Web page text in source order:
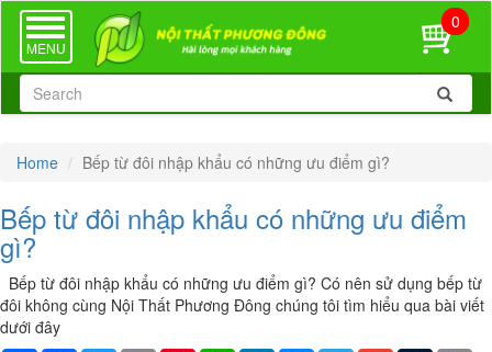
TOGGLE
NAVIGATION
MENU
0
Home Bếp từ đôi nhập khẩu có những ưu điểm gì?
Bếp từ đôi nhập khẩu có những ưu điểm
gì?
Bếp từ đôi nhập khẩu có những ưu điểm gì? Có nên sử dụng bếp từ
đôi không cùng Nội Thất Phương Đông chúng tôi tìm hiểu qua bài viết
dưới đây